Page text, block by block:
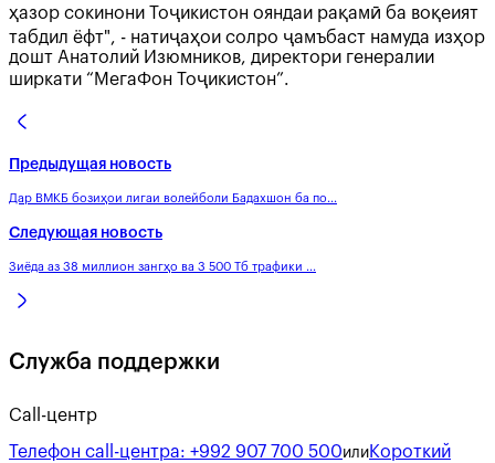
ҳазор сокинони Тоҷикистон ояндаи рақамӣ ба воқеият
табдил ёфт", - натиҷаҳои солро ҷамъбаст намуда изҳор
дошт Анатолий Изюмников, директори генералии
ширкати “МегаФон Тоҷикистон”.
Предыдущая новость
Дар ВМКБ бозиҳои лигаи волейболи Бадахшон ба по...
Следующая новость
Зиёда аз 38 миллион зангҳо ва 3 500 Тб трафики ...
Служба поддержки
Call-центр
Телефон call-центра: +992 907 700 500или Короткий